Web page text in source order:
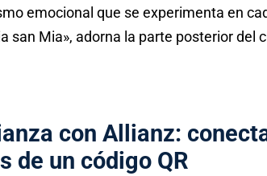
emocional que se experimenta en
san Mia», adorna la parte posterior del
con Allianz:
de un código QR